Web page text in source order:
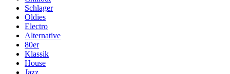
Schlager
Oldies
Electro
Alternative
80er
Klassik
House
Jazz